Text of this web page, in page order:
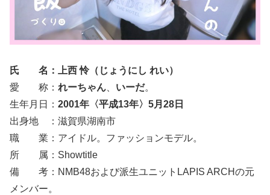
氏 名：上西 怜（じょうにし れい）
愛 称： れーちゃん いーだ。
生年月日： 2001年〈平成13年〉5月28日
出身地 ：滋賀県湖南市
職 業：アイドル。ファッションモデル。
所 属：Showtitle
備 考：NMB48および派生ユニットLAPIS ARCHの元
メンバー。